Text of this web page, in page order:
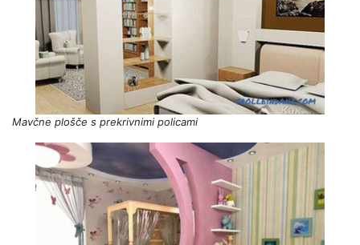
Mavčne plošče s prekrivnimi policami